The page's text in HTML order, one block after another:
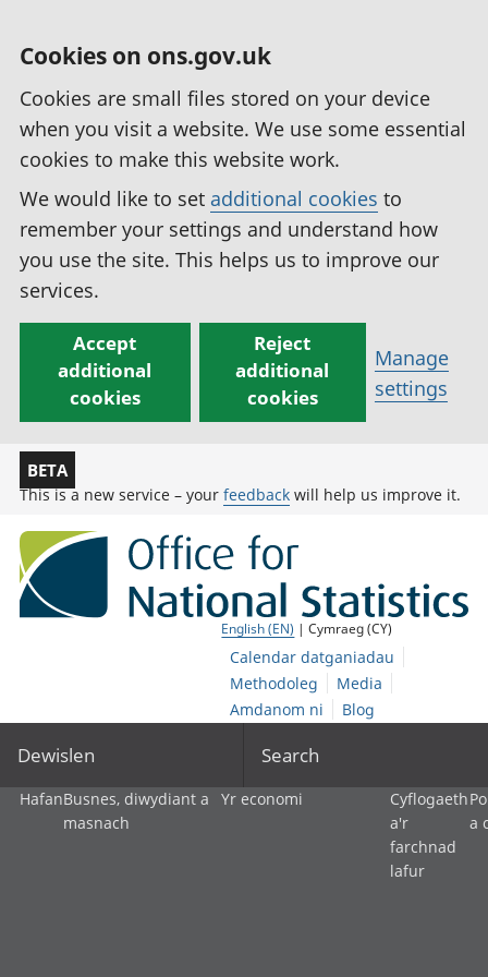
Cookies on ons.gov.uk
Cookies are small files stored on your device
when you visit a website. We use some essential
cookies to make this website work.
We would like to set additional cookies to
remember your settings and understand how
you use the site. This helps us to improve our
services.
Accept
additional
cookies
Reject
additional
cookies
Manage
settings
BETA
This is a new service – your feedback will help us improve it.
English (EN) | Cymraeg (CY)
Calendar datganiadau
Methodoleg
Media
Amdanom ni
Blog
Dewislen Search
HafanBusnes, diwydiant a
masnach
Yr economi
Cyflogaeth
a'r
farchnad
lafur
a